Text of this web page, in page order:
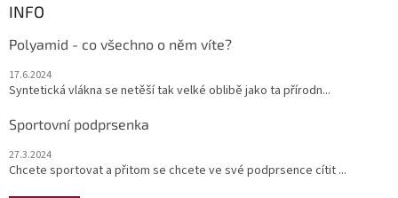
INFO
Polyamid - co všechno o něm víte?
17.6.2024
Syntetická vlákna se netěší tak velké oblibě jako ta přírodn...
Sportovní podprsenka
27.3.2024
Chcete sportovat a přitom se chcete ve své podprsence cítit ...